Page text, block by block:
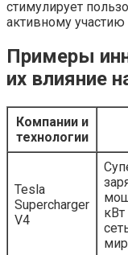
стимулирует
активному
Примеры
их влияние
Компании и
технологии
Tesla
Supercharger
V4
кВт